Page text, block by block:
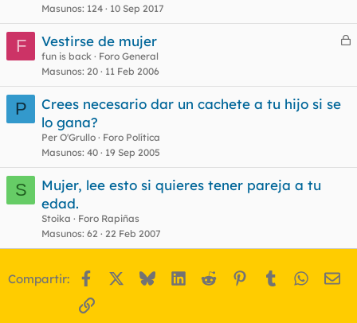
Masunos 124 10 Sep 2017
F
C
r
Vestirse de mujer
fun is back
Foro General
Masunos 20 11 Feb 2006
P
Crees necesario dar un cachete a tu hijo si se
lo gana?
Per O'Grullo
Foro Política
Masunos 40 19 Sep 2005
S
Mujer, lee esto si quieres tener pareja a tu
edad.
Stoika
Foro Rapiñas
Masunos 62 22 Feb 2007
Compartir: Facebook BlueskyLinkedIn
Reddit Pinterest
Tumblr
Enlace